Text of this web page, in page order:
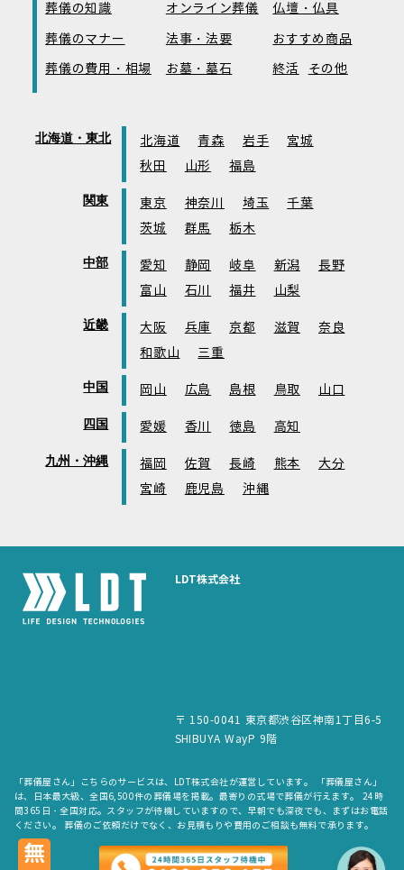
葬儀の知識 オンライン葬儀
仏壇・仏具
葬儀のマナー
法事・法要
おすすめ商品
葬儀の費用・相場
お墓・墓石 終活 その他
北海道・東北 北海道 青森 岩手
宮城
秋田
山形 福島
関東 東京 神奈川 埼玉
千葉
茨城
群馬 栃木
中部 愛知 静岡 岐阜 新潟
長野
富山
石川 福井 山梨
近畿 大阪 兵庫 京都 滋賀
奈良
和歌山
三重
中国 岡山 広島 島根 鳥取 山口
四国 愛媛 香川 徳島 高知
九州・沖縄 福岡 佐賀 長崎 熊本
大分
宮崎
鹿児島 沖縄
LDT株式会社
〒 150-0041 東京都渋谷区神南1丁目6-5
SHIBUYA WayP 9階
「葬儀屋さん」こちらのサービスは、LDT株式会社が運営しています。 「葬儀屋さん」
は、日本最大級、全国6,500件の葬儀場を掲載。最寄りの式場で葬儀が行えます。 24時
間365日・全国対応。スタッフが待機していますので、早朝でも深夜でも、まずはお電話
ください。 葬儀のご依頼だけでなく、お見積もりや費用のご相談も無料で承ります。
copyright © LDT.Co.Ltd. All Rights Reserved.